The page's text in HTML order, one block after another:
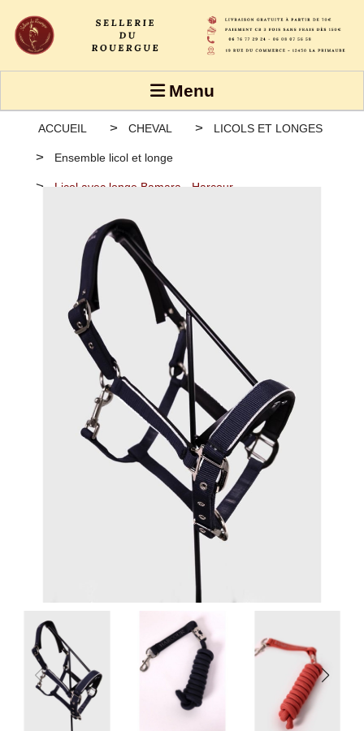
Menu
ACCUEIL CHEVAL LICOLS ET LONGES
Ensemble licol et longe
Licol avec longe Bamara - Harcour